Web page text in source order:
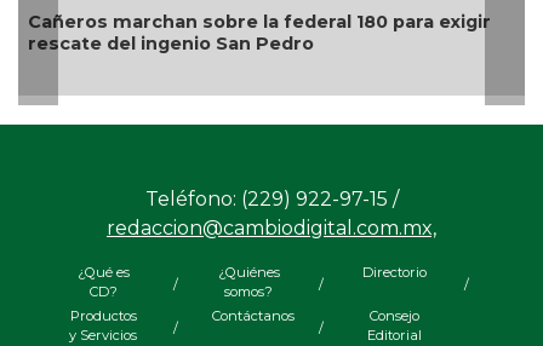
Cañeros marchan sobre la federal 180 para exigir
rescate del ingenio San Pedro
Teléfono: (229) 922-97-15 /
redaccion@cambiodigital.com.mx,
¿Qué es
CD?
/
¿Quiénes
somos?
/
Directorio
/
Productos
y Servicios
/
Contáctanos
/
Consejo
Editorial